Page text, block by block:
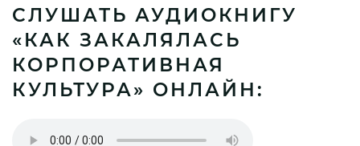
СЛУШАТЬ АУДИОКНИГУ
«КАК ЗАКАЛЯЛАСЬ
КОРПОРАТИВНАЯ
КУЛЬТУРА» ОНЛАЙН: